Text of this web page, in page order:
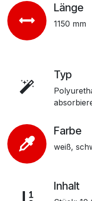
Länge
1150 mm
Typ
Farbe
weiß,
Inhalt